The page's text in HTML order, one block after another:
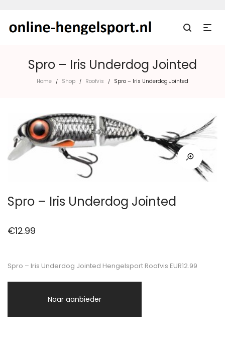
Spro – Iris Underdog Jointed
Home / Shop / Roofvis / Spro – Iris Underdog Jointed
Spro – Iris Underdog Jointed
€12.99
Spro – Iris Underdog Jointed Hengelsport Roofvis EUR12.99
Naar aanbieder